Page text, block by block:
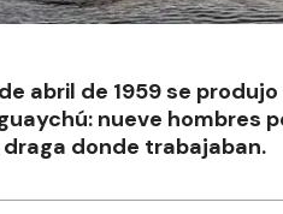
abril de 1959 se
nueve hombres
donde trabajaban.